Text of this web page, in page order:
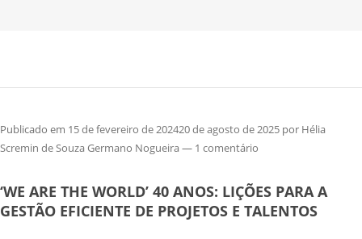
Publicado em 15 de fevereiro de 202420 de agosto de 2025 por Hélia
Scremin de Souza Germano Nogueira— 1 comentário
‘WE ARE THE WORLD’ 40 ANOS: LIÇÕES PARA A
GESTÃO EFICIENTE DE PROJETOS E TALENTOS